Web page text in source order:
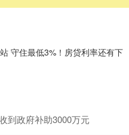
守住最低3%！房贷利率还有下
到政府补助3000万元